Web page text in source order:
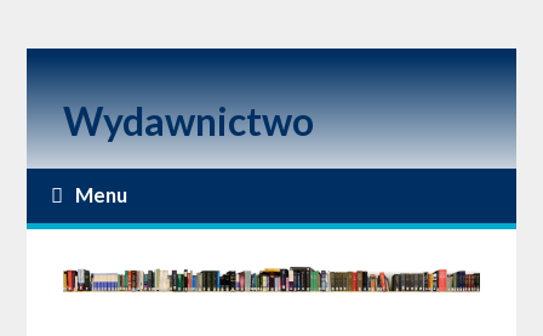
Wydawnictwo
Menu